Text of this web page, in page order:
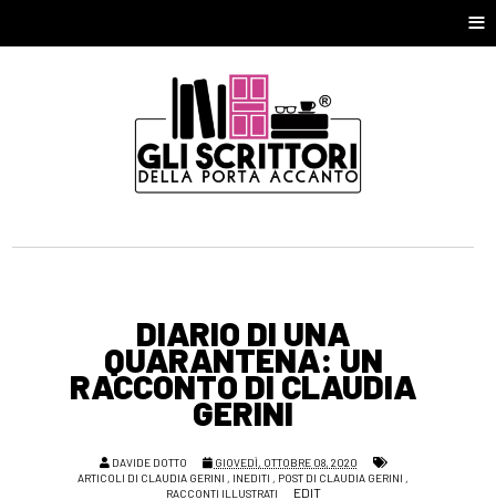
≡
DIARIO DI UNA
QUARANTENA: UN
RACCONTO DI CLAUDIA
GERINI
DAVIDE DOTTO
GIOVEDÌ, OTTOBRE 08, 2020
ARTICOLI DI CLAUDIA GERINI , INEDITI , POST DI CLAUDIA GERINI ,
RACCONTI ILLUSTRATI
EDIT